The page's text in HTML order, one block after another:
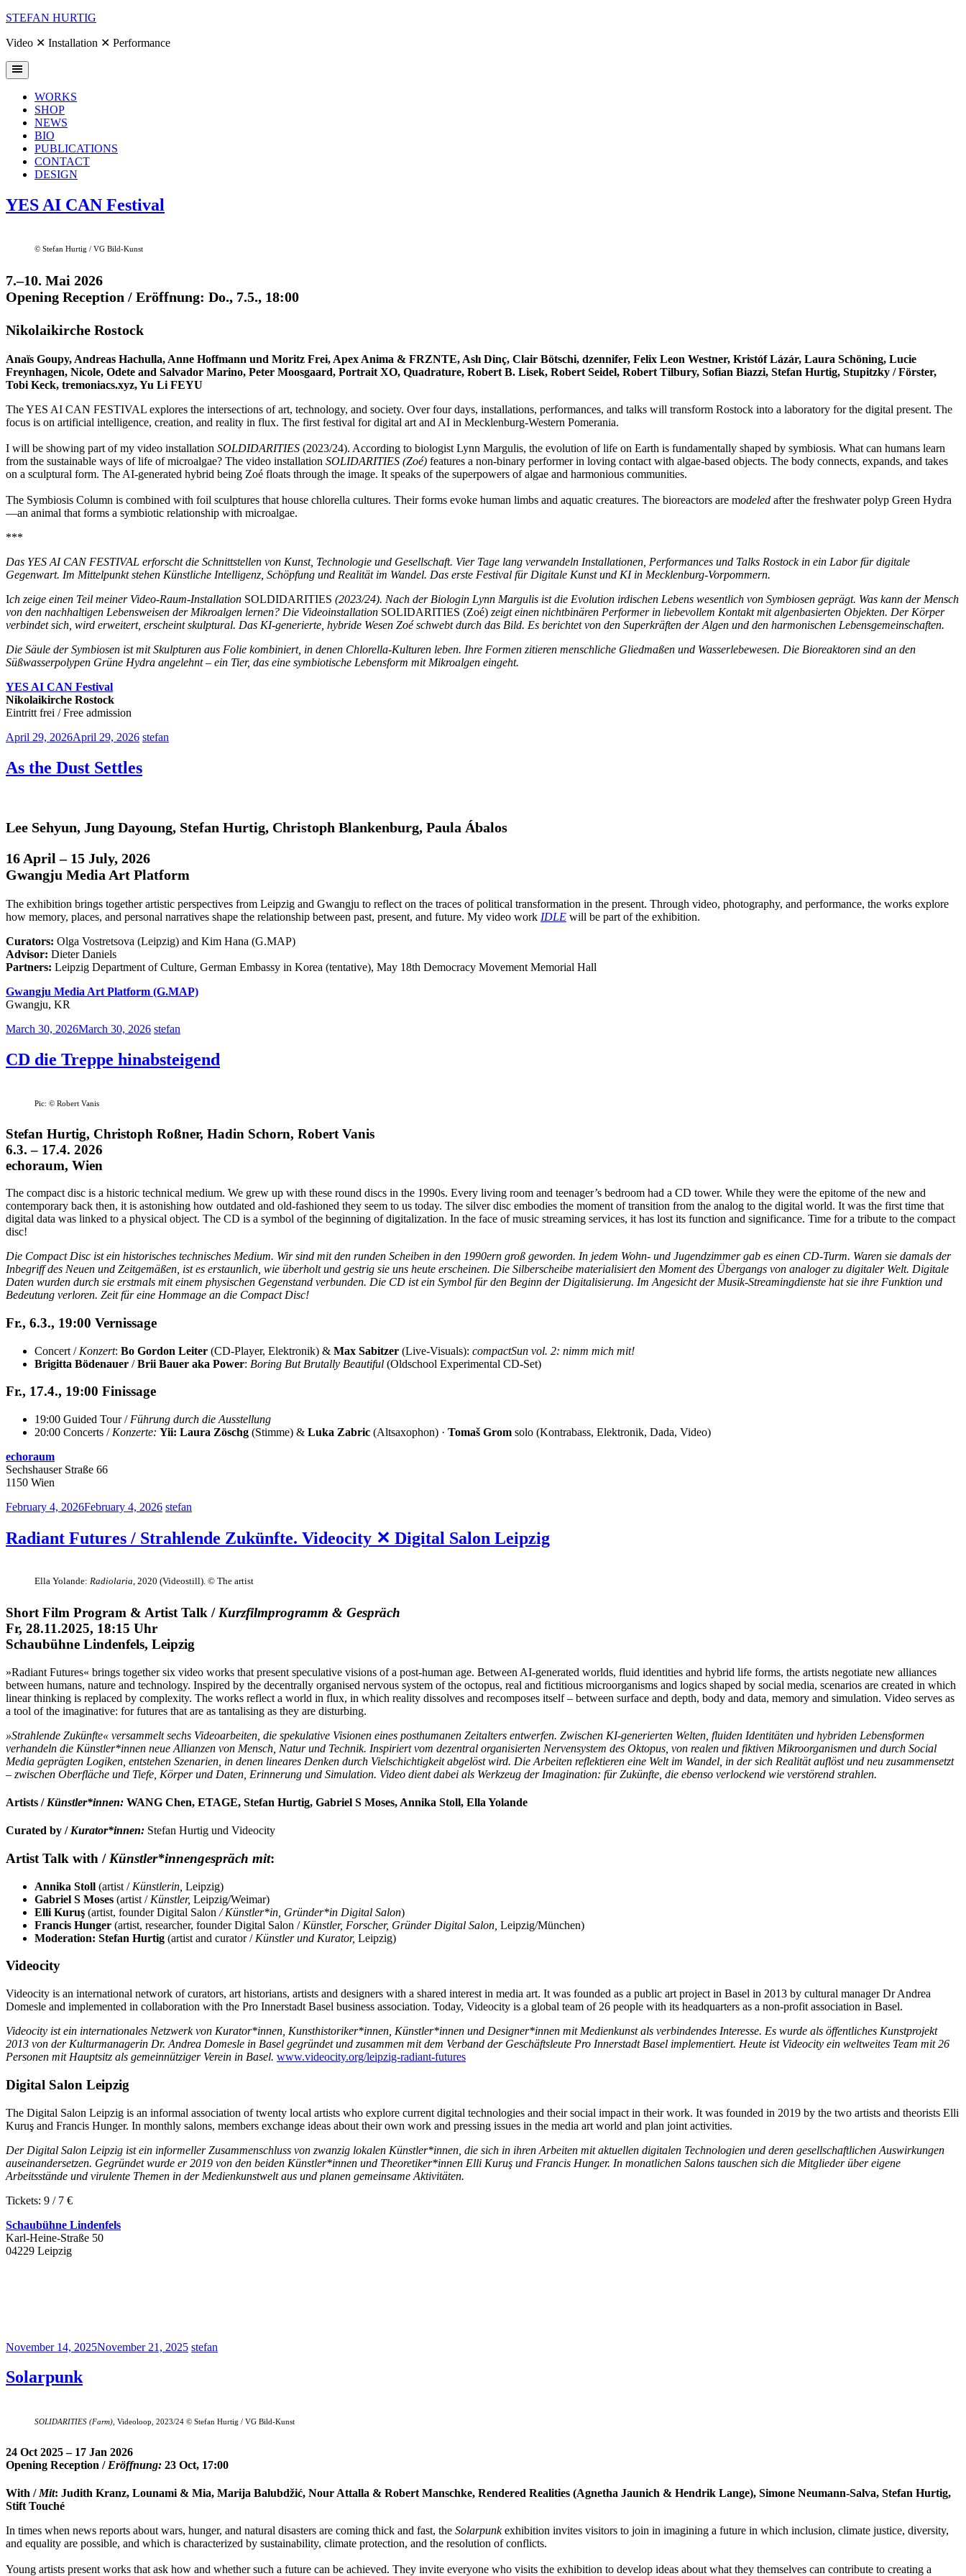
Skip
content
STEFAN HURTIG
Video ✕ Installation ✕ Performance
WORKS
SHOP
NEWS
BIO
PUBLICATIONS
CONTACT
DESIGN
News
YES AI CAN Festival
© Stefan Hurtig / VG Bild-Kunst
7.–10. Mai 2026
Opening Reception / Eröffnung: Do., 7.5., 18:00
Nikolaikirche Rostock
Anaïs Goupy, Andreas Hachulla, Anne Hoffmann und Moritz Frei, Apex Anima & FRZNTE, Aslı Dinç, Clair Bötschi, dzennifer, Felix Leon Westner, Kristóf Lázár, Laura Schöning, Lucie
Freynhagen, Nicole, Odete and Salvador Marino, Peter Moosgaard, Portrait XO, Quadrature, Robert B. Lisek, Robert Seidel, Robert Tilbury, Sofian Biazzi, Stefan Hurtig, Stupitzky / Förster,
Tobi Keck, tremoniacs.xyz, Yu Li FEYU
The YES AI CAN FESTIVAL explores the intersections of art, technology, and society. Over four days, installations, performances, and talks will transform Rostock into a laboratory for the digital present. The
focus is on artificial intelligence, creation, and reality in flux. The first festival for digital art and AI in Mecklenburg-Western Pomerania.
I will be showing part of my video installation SOLDIDARITIES (2023/24). According to biologist Lynn Margulis, the evolution of life on Earth is fundamentally shaped by symbiosis. What can humans learn
from the sustainable ways of life of microalgae? The video installation SOLIDARITIES (Zoé) features a non-binary performer in loving contact with algae-based objects. The body connects, expands, and takes
on a sculptural form. The AI-generated hybrid being Zoé floats through the image. It speaks of the superpowers of algae and harmonious communities.
The Symbiosis Column is combined with foil sculptures that house chlorella cultures. Their forms evoke human limbs and aquatic creatures. The bioreactors are modeled after the freshwater polyp Green Hydra
—an animal that forms a symbiotic relationship with microalgae.
***
Das YES AI CAN FESTIVAL erforscht die Schnittstellen von Kunst, Technologie und Gesellschaft. Vier Tage lang verwandeln Installationen, Performances und Talks Rostock in ein Labor für digitale
Gegenwart. Im Mittelpunkt stehen Künstliche Intelligenz, Schöpfung und Realität im Wandel. Das erste Festival für Digitale Kunst und KI in Mecklenburg-Vorpommern.
Ich zeige einen Teil meiner Video-Raum-Installation SOLDIDARITIES (2023/24). Nach der Biologin Lynn Margulis ist die Evolution irdischen Lebens wesentlich von Symbiosen geprägt. Was kann der Mensch
von den nachhaltigen Lebensweisen der Mikroalgen lernen? Die Videoinstallation SOLIDARITIES (Zoé) zeigt einen nichtbinären Performer in liebevollem Kontakt mit algenbasierten Objekten. Der Körper
verbindet sich, wird erweitert, erscheint skulptural. Das KI-generierte, hybride Wesen Zoé schwebt durch das Bild. Es berichtet von den Superkräften der Algen und den harmonischen Lebensgemeinschaften.
Die Säule der Symbiosen ist mit Skulpturen aus Folie kombiniert, in denen Chlorella-Kulturen leben. Ihre Formen zitieren menschliche Gliedmaßen und Wasserlebewesen. Die Bioreaktoren sind an den
Süßwasserpolypen Grüne Hydra angelehnt – ein Tier, das eine symbiotische Lebensform mit Mikroalgen eingeht.
YES AI CAN Festival
Nikolaikirche Rostock
Eintritt frei / Free admission
April 29, 2026April 29, 2026 stefan
As the Dust Settles
Lee Sehyun, Jung Dayoung, Stefan Hurtig, Christoph Blankenburg, Paula Ábalos
16 April – 15 July, 2026
Gwangju Media Art Platform
The exhibition brings together artistic perspectives from Leipzig and Gwangju to reflect on the traces of political transformation in the present. Through video, photography, and performance, the works explore
how memory, places, and personal narratives shape the relationship between past, present, and future. My video work IDLE will be part of the exhibition.
Curators: Olga Vostretsova (Leipzig) and Kim Hana (G.MAP)
Advisor: Dieter Daniels
Partners: Leipzig Department of Culture, German Embassy in Korea (tentative), May 18th Democracy Movement Memorial Hall
Gwangju Media Art Platform (G.MAP)
Gwangju, KR
March 30, 2026March 30, 2026 stefan
CD die Treppe hinabsteigend
Pic: © Robert Vanis
Stefan Hurtig, Christoph Roßner, Hadin Schorn, Robert Vanis
6.3. – 17.4. 2026
echoraum, Wien
The compact disc is a historic technical medium. We grew up with these round discs in the 1990s. Every living room and teenager’s bedroom had a CD tower. While they were the epitome of the new and
contemporary back then, it is astonishing how outdated and old-fashioned they seem to us today. The silver disc embodies the moment of transition from the analog to the digital world. It was the first time that
digital data was linked to a physical object. The CD is a symbol of the beginning of digitalization. In the face of music streaming services, it has lost its function and significance. Time for a tribute to the compact
disc!
Die Compact Disc ist ein historisches technisches Medium. Wir sind mit den runden Scheiben in den 1990ern groß geworden. In jedem Wohn- und Jugendzimmer gab es einen CD-Turm. Waren sie damals der
Inbegriff des Neuen und Zeitgemäßen, ist es erstaunlich, wie überholt und gestrig sie uns heute erscheinen. Die Silberscheibe materialisiert den Moment des Übergangs von analoger zu digitaler Welt. Digitale
Daten wurden durch sie erstmals mit einem physischen Gegenstand verbunden. Die CD ist ein Symbol für den Beginn der Digitalisierung. Im Angesicht der Musik-Streamingdienste hat sie ihre Funktion und
Bedeutung verloren. Zeit für eine Hommage an die Compact Disc!
Fr., 6.3., 19:00 Vernissage
Concert / Konzert: Bo Gordon Leiter (CD-Player, Elektronik) & Max Sabitzer (Live-Visuals): compactSun vol. 2: nimm mich mit!
Brigitta Bödenauer /Brii Bauer aka Power: Boring But Brutally Beautiful (Oldschool Experimental CD-Set)
Fr., 17.4., 19:00 Finissage
19:00 Guided Tour / Führung durch die Ausstellung
20:00 Concerts / Konzerte: Yii: Laura Zöschg (Stimme) & Luka Zabric (Altsaxophon) · Tomaš Grom solo (Kontrabass, Elektronik, Dada, Video)
echoraum
Sechshauser Straße 66
1150 Wien
February 4, 2026February 4, 2026 stefan
Radiant Futures / Strahlende Zukünfte. Videocity ✕ Digital Salon Leipzig
Ella Yolande: Radiolaria , 2020 (Videostill). © The artist
Short Film Program & Artist Talk / Kurzfilmprogramm & Gespräch
Fr, 28.11.2025, 18:15 Uhr
Schaubühne Lindenfels, Leipzig
»Radiant Futures« brings together six video works that present speculative visions of a post-human age. Between AI-generated worlds, fluid identities and hybrid life forms, the artists negotiate new alliances
between humans, nature and technology. Inspired by the decentrally organised nervous system of the octopus, real and fictitious microorganisms and logics shaped by social media, scenarios are created in which
linear thinking is replaced by complexity. The works reflect a world in flux, in which reality dissolves and recomposes itself – between surface and depth, body and data, memory and simulation. Video serves as
a tool of the imaginative: for futures that are as tantalising as they are disturbing.
»Strahlende Zukünfte« versammelt sechs Videoarbeiten, die spekulative Visionen eines posthumanen Zeitalters entwerfen. Zwischen KI-generierten Welten, fluiden Identitäten und hybriden Lebensformen
verhandeln die Künstler*innen neue Allianzen von Mensch, Natur und Technik. Inspiriert vom dezentral organisierten Nervensystem des Oktopus, von realen und fiktiven Mikroorganismen und durch Social
Media geprägten Logiken, entstehen Szenarien, in denen lineares Denken durch Vielschichtigkeit abgelöst wird. Die Arbeiten reflektieren eine Welt im Wandel, in der sich Realität auflöst und neu zusammensetzt
– zwischen Oberfläche und Tiefe, Körper und Daten, Erinnerung und Simulation. Video dient dabei als Werkzeug der Imagination: für Zukünfte, die ebenso verlockend wie verstörend strahlen.
Artists / Künstler*innen: WANG Chen, ETAGE, Stefan Hurtig, Gabriel S Moses, Annika Stoll, Ella Yolande
Curated by / Kurator*innen: Stefan Hurtig und Videocity
Artist Talk with /Künstler*innengespräch mit:
Annika Stoll (artist / Künstlerin, Leipzig)
Gabriel S Moses (artist / Künstler, Leipzig/Weimar)
Elli Kuruş (artist, founder Digital Salon / Künstler*in, Gründer*in Digital Salon)
Francis Hunger (artist, researcher, founder Digital Salon / Künstler, Forscher, Gründer Digital Salon, Leipzig/München)
Moderation: Stefan Hurtig (artist and curator / Künstler und Kurator, Leipzig)
Videocity
Videocity is an international network of curators, art historians, artists and designers with a shared interest in media art. It was founded as a public art project in Basel in 2013 by cultural manager Dr Andrea
Domesle and implemented in collaboration with the Pro Innerstadt Basel business association. Today, Videocity is a global team of 26 people with its headquarters as a non-profit association in Basel.
Videocity ist ein internationales Netzwerk von Kurator*innen, Kunsthistoriker*innen, Künstler*innen und Designer*innen mit Medienkunst als verbindendes Interesse. Es wurde als öffentliches Kunstprojekt
2013 von der Kulturmanagerin Dr. Andrea Domesle in Basel gegründet und zusammen mit dem Verband der Geschäftsleute Pro Innerstadt Basel implementiert. Heute ist Videocity ein weltweites Team mit 26
Personen mit Hauptsitz als gemeinnütziger Verein in Basel. www.videocity.org/leipzig-radiant-futures
Digital Salon Leipzig
The Digital Salon Leipzig is an informal association of twenty local artists who explore current digital technologies and their social impact in their work. It was founded in 2019 by the two artists and theorists Elli
Kuruş and Francis Hunger. In monthly salons, members exchange ideas about their own work and pressing issues in the media art world and plan joint activities.
Der Digital Salon Leipzig ist ein informeller Zusammenschluss von zwanzig lokalen Künstler*innen, die sich in ihren Arbeiten mit aktuellen digitalen Technologien und deren gesellschaftlichen Auswirkungen
auseinandersetzen. Gegründet wurde er 2019 von den beiden Künstler*innen und Theoretiker*innen Elli Kuruş und Francis Hunger. In monatlichen Salons tauschen sich die Mitglieder über eigene
Arbeitsstände und virulente Themen in der Medienkunstwelt aus und planen gemeinsame Aktivitäten.
Tickets: 9 / 7 €
Schaubühne Lindenfels
Karl-Heine-Straße 50
04229 Leipzig
November 14, 2025November 21, 2025 stefan
Solarpunk
SOLIDARITIES (Farm), Videoloop, 2023/24 © Stefan Hurtig / VG Bild-Kunst
24 Oct 2025 – 17 Jan 2026
Opening Reception / Eröffnung: 23 Oct, 17:00
With /Mit: Judith Kranz, Lounami & Mia, Marija Balubdžić, Nour Attalla & Robert Manschke, Rendered Realities (Agnetha Jaunich & Hendrik Lange), Simone Neumann-Salva, Stefan Hurtig,
Stift Touché
In times when news reports about wars, hunger, and natural disasters are coming thick and fast, the Solarpunkexhibition invites visitors to join in imagining a future in which inclusion, climate justice, diversity,
and equality are possible, and which is characterized by sustainability, climate protection, and the resolution of conflicts.
Young artists present works that ask how and whether such a future can be achieved. They invite everyone who visits the exhibition to develop ideas about what they themselves can contribute to creating a